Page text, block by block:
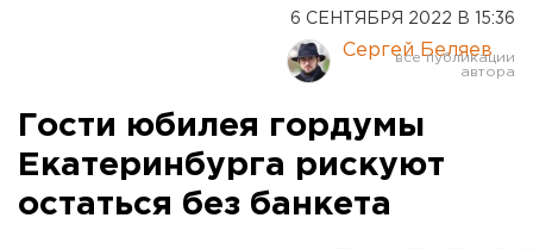
Курган
Оренбург
6 СЕНТЯБРЯ 2022 В 15:36
Сергей Беляев
Гости юбилея гордумы
Екатеринбурга рискуют
остаться без банкета